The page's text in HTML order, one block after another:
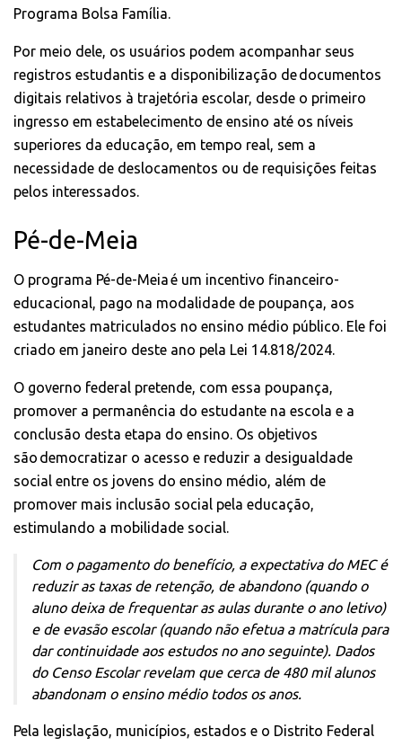
Programa Bolsa Família.
Por meio dele, os usuários podem acompanhar seus
registros estudantis e a disponibilização de documentos
digitais relativos à trajetória escolar, desde o primeiro
ingresso em estabelecimento de ensino até os níveis
superiores da educação, em tempo real, sem a
necessidade de deslocamentos ou de requisições feitas
pelos interessados.
Pé-de-Meia
O programa Pé-de-Meia é um incentivo financeiro-
educacional, pago na modalidade de poupança, aos
estudantes matriculados no ensino médio público. Ele foi
criado em janeiro deste ano pela Lei 14.818/2024.
O governo federal pretende, com essa poupança,
promover a permanência do estudante na escola e a
conclusão desta etapa do ensino. Os objetivos
são democratizar o acesso e reduzir a desigualdade
social entre os jovens do ensino médio, além de
promover mais inclusão social pela educação,
estimulando a mobilidade social.
Com o pagamento do benefício, a expectativa do MEC é
reduzir as taxas de retenção, de abandono (quando o
aluno deixa de frequentar as aulas durante o ano letivo)
e de evasão escolar (quando não efetua a matrícula para
dar continuidade aos estudos no ano seguinte). Dados
do Censo Escolar revelam que cerca de 480 mil alunos
abandonam o ensino médio todos os anos.
Pela legislação, municípios, estados e o Distrito Federal